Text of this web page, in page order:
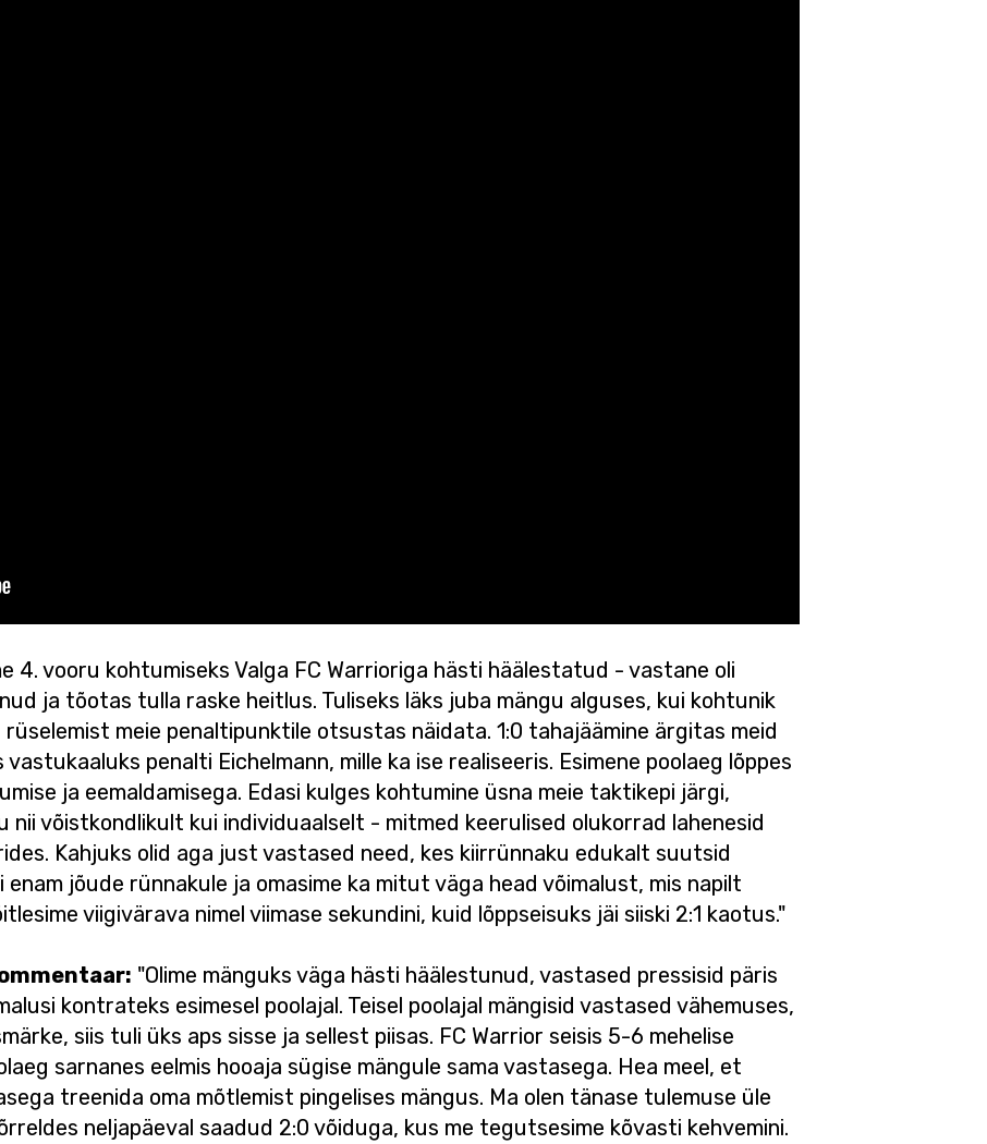
4. vooru kohtumiseks Valga FC Warrioriga hästi häälestatud - vastane oli
ja tõotas tulla raske heitlus. Tuliseks läks juba mängu alguses, kui kohtunik
meie penaltipunktile otsustas näidata. 1:0 tahajäämine ärgitas meid
penalti Eichelmann, mille ka ise realiseeris. Esimene poolaeg lõppes
ja eemaldamisega. Edasi kulges kohtumine üsna meie taktikepi järgi,
nii võistkondlikult kui individuaalselt - mitmed keerulised olukorrad lahenesid
Kahjuks olid aga just vastased need, kes kiirrünnaku edukalt suutsid
enam jõude rünnakule ja omasime ka mitut väga head võimalust, mis napilt
viigivärava nimel viimase sekundini, kuid lõppseisuks jäi siiski 2:1 kaotus."
"Olime mänguks väga hästi häälestunud, vastased pressisid päris
kontrateks esimesel poolajal. Teisel poolajal mängisid vastased vähemuses,
siis tuli üks aps sisse ja sellest piisas. FC Warrior seisis 5-6 mehelise
sarnanes eelmis hooaja sügise mängule sama vastasega. Hea meel, et
treenida oma mõtlemist pingelises mängus. Ma olen tänase tulemuse üle
neljapäeval saadud 2:0 võiduga, kus me tegutsesime kõvasti kehvemini.